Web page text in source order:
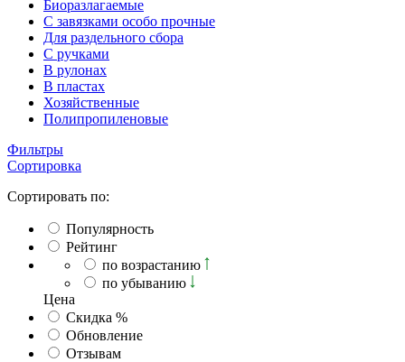
Биоразлагаемые
С завязками особо прочные
Для раздельного сбора
С ручками
В рулонах
В пластах
Хозяйственные
Полипропиленовые
Фильтры
Сортировка
Сортировать по:
Популярность
Рейтинг
по возрастанию
по убыванию
Ценa
Скидка %
Обновление
Отзывам